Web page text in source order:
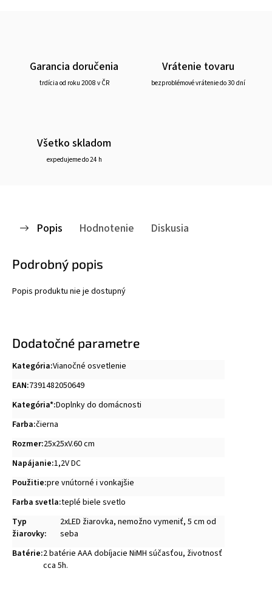
Garancia doručenia
trdícia od roku 2008 v ČR
Vrátenie tovaru
bezproblémové vrátenie do 30 dní
Všetko skladom
expedujeme do 24 h
Popis Hodnotenie Diskusia
Podrobný popis
Popis produktu nie je dostupný
Dodatočné parametre
Kategória:Vianočné osvetlenie
EAN:7391482050649
Kategória*:Doplnky do domácnosti
Farba:čierna
Rozmer:25x25xV.60 cm
Napájanie:1,2V DC
Použitie:pre vnútorné i vonkajšie
Farba svetla:teplé biele svetlo
Typ
žiarovky:
2xLED žiarovka, nemožno vymeniť, 5 cm od
seba
Batérie:2 batérie AAA dobíjacie NiMH súčasťou, životnosť
cca 5h.